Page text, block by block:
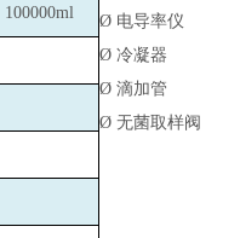
100000ml
Ø 电导率仪
Ø 冷凝器
Ø 滴加管
Ø 无菌取样阀